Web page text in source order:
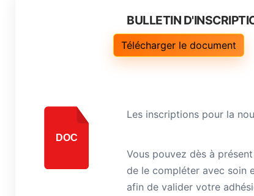
DOC
BULLETIN
Télécharger le document
Les inscriptions pour la
Vous pouvez dès à
de le compléter avec soin
afin de valider votre